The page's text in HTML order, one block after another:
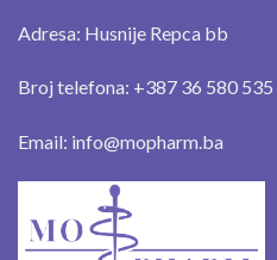
Adresa: Husnije Repca bb
Broj telefona: +387 36 580 535
Email: info@mopharm.ba